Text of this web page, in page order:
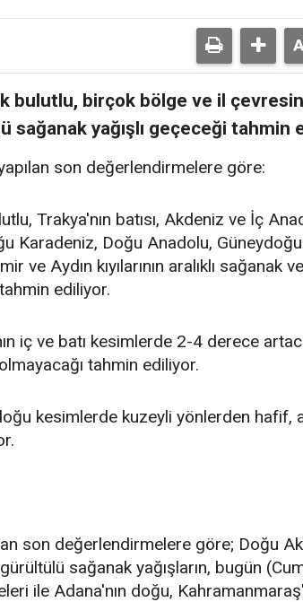
bulutlu, birçok bölge ve il
sağanak yağışlı geçeceği tahmin
son değerlendirmelere göre:
Trakya'nın batısı, Akdeniz ve İç
Karadeniz, Doğu Anadolu, Güneydoğu
Aydın kıyılarının aralıklı sağanak
ediliyor.
iç ve batı kesimlerde 2-4 derece
tahmin ediliyor.
kesimlerde kuzeyli yönlerden hafif,
son değerlendirmelere göre; Doğu
sağanak yağışların, bugün
ile Adana'nın doğu,